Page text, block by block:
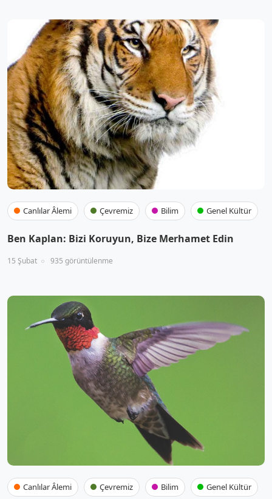
Canlılar Âlemi Çevremiz Bilim Genel Kültür
Ben Kaplan: Bizi Koruyun, Bize Merhamet Edin
15 Şubat 935 görüntülenme
Canlılar Âlemi Çevremiz Bilim Genel Kültür